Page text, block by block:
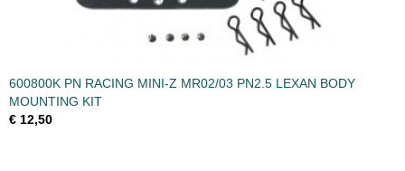
600800K PN RACING MINI-Z MR02/03 PN2.5 LEXAN BODY
MOUNTING KIT
€ 12,50